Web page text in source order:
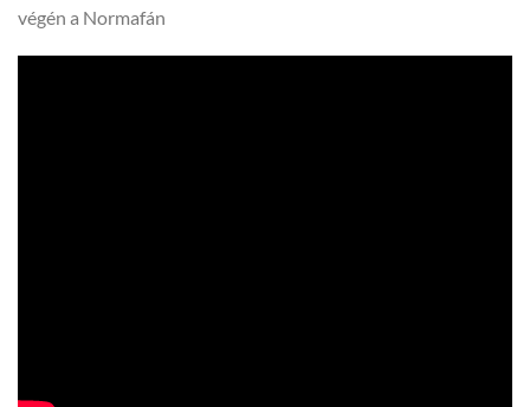
végén a Normafán